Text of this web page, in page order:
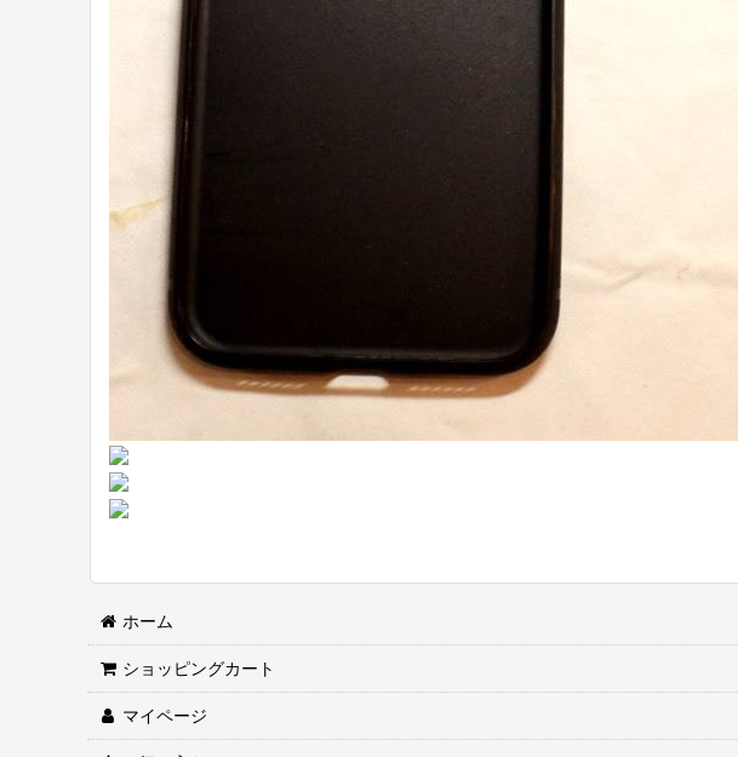
ホーム
ショッピングカート
マイページ